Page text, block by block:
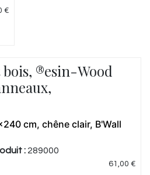
€
®esin-Wood
cm, chêne clair, B'Wall
: 289000
61,00 €